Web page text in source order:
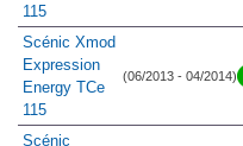
115
Scénic Xmod
Expression
Energy TCe
115
(06/2013 - 04/2014)
Scénic